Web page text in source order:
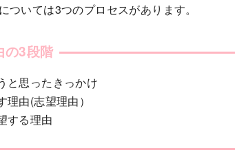
ついては3つのプロセスがあります。
の3段階
と思ったきっかけ
由(志望理由）
する理由